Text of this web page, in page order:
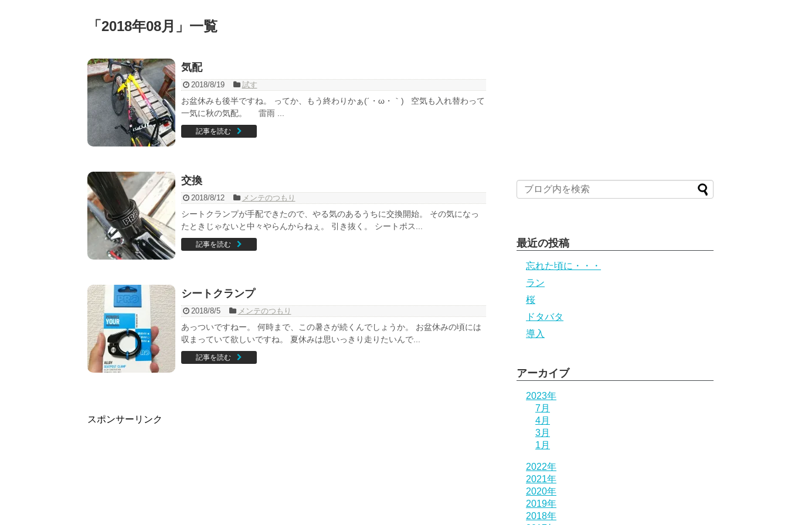
「 2018年08月 」 一覧
気配
2018/8/19 試す
お盆休みも後半ですね。 ってか、もう終わりかぁ(´・ω・｀) 空気も入れ替わって
一気に秋の気配。 雷雨 ...
記事を読む
交換
2018/8/12 メンテのつもり
シートクランプが手配できたので、やる気のあるうちに交換開始。 その気になっ
たときじゃないと中々やらんからねぇ。 引き抜く。 シートポス...
記事を読む
シートクランプ
2018/8/5 メンテのつもり
あっついですねー。 何時まで、この暑さが続くんでしょうか。 お盆休みの頃には
収まっていて欲しいですね。 夏休みは思いっきり走りたいんで...
記事を読む
スポンサーリンク
最近の投稿
忘れた頃に・・・
ラン
桜
ドタバタ
導入
アーカイブ
2023年
7月
4月
3月
1月
2022年
2021年
2020年
2019年
2018年